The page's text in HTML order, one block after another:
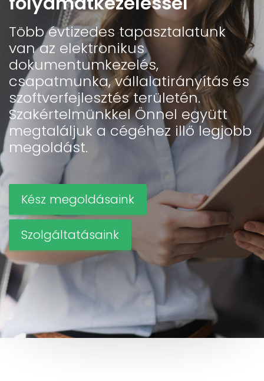
Több évtizedes tapasztalatunk
van az elektronikus
dokumentumkezelés,
csapatmunka, vállalatirányítás és
szoftverfejlesztés területén.
Szakértelmünkkel Önnel együtt
megtaláljuk a cégéhez illő legjobb
megoldást.
Kész megoldásaink
Szolgáltatásaink